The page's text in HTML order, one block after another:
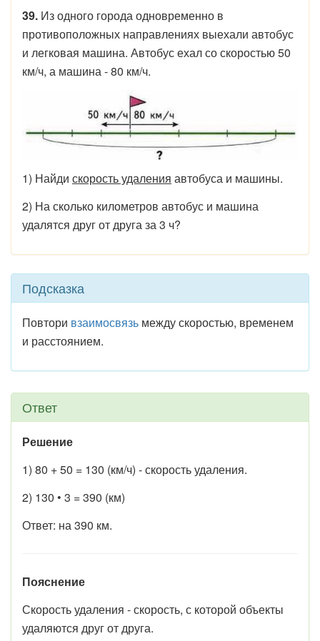
39. Из одного города одновременно в
противоположных направлениях выехали автобус
и легковая машина. Автобус ехал со скоростью 50
км/ч, а машина - 80 км/ч.
1) Найди скорость удаления автобуса и машины.
2) На сколько километров автобус и машина
удалятся друг от друга за 3 ч?
Подсказка
Повтори взаимосвязь между скоростью, временем
и расстоянием.
Ответ
Решение
1) 80 + 50 = 130 (км/ч) - скорость удаления.
2) 130 • 3 = 390 (км)
Ответ: на 390 км.
Пояснение
Скорость удаления - скорость, с которой объекты
удаляются друг от друга.